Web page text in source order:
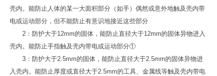
壳内。能防止人体的某一大面积部分（如手）偶然或意外地触及壳内带
电或运动部分，但不能防止有意识地接近这些部分
2：防护大于12mm的固体，能防止直径大于12mm的固体异物进入
壳内。能防止手指触及壳内带电或运动部分①
3：防护大于2.5mm的固体，能防止直径大于2.5mm的固体异物进
入壳内。能防止厚度或直径大于2.5mm的工具、金属线等触及壳内带电